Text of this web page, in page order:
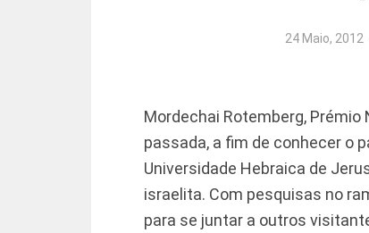
24 Maio, 2012
Mordechai Rotemberg,
passada, a fim de conhecer o
Universidade Hebraica de
israelita. Com pesquisas no
para se juntar a outros